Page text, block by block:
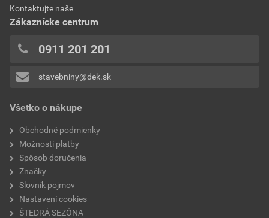
0,59 EUR
bez DPH za ks
Pridávať hodnotenie môže iba prihlásený užívateľ.
Všetko o nákupe
Obchodné podmienky
Možnosti platby
Spôsob doručenia
Značky
Slovník pojmov
Nastavení cookies
ŠTEDRÁ SEZÓNA
Kontaktujte naše
Zákaznícke centrum
0911 201 201
stavebniny@dek.sk